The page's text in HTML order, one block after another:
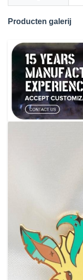
Producten galerij